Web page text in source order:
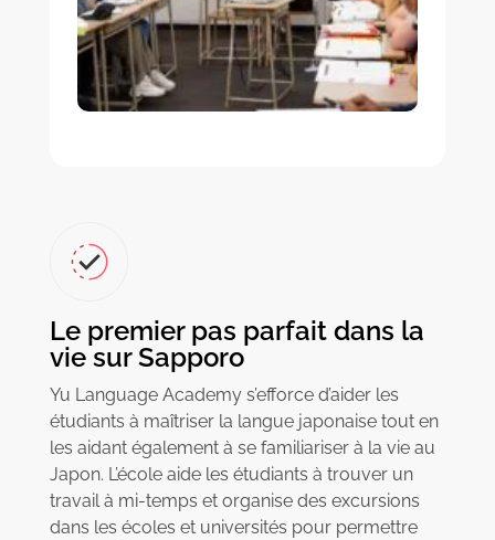
Le premier pas parfait dans la
vie sur Sapporo
Yu Language Academy s’efforce d’aider les
étudiants à maîtriser la langue japonaise tout en
les aidant également à se familiariser à la vie au
Japon. L’école aide les étudiants à trouver un
travail à mi-temps et organise des excursions
dans les écoles et universités pour permettre